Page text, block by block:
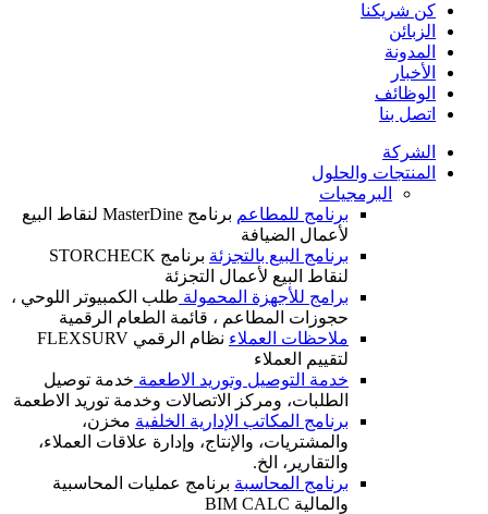
كن شريكنا
الزبائن
المدونة
الأخبار
الوظائف
اتصل بنا
الشركة
المنتجات والحلول
البرمجيات
برنامج للمطاعم
برنامج MasterDine لنقاط البيع
لأعمال الضيافة
برنامج البيع بالتجزئة
برنامج STORCHECK
لنقاط البيع لأعمال التجزئة
برامج للأجهزة المحمولة طلب الكمبيوتر اللوحي ،
حجوزات المطاعم ، قائمة الطعام الرقمية
ملاحظات العملاء
نظام الرقمي FLEXSURV
لتقييم العملاء
خدمة التوصيل وتوريد الاطعمة خدمة توصيل
الطلبات، ومركز الاتصالات وخدمة توريد الاطعمة
برنامج المكاتب الإدارية الخلفية مخزن،
والمشتريات، والإنتاج، وإدارة علاقات العملاء،
والتقارير، الخ.
برنامج المحاسبة برنامج عمليات المحاسبية
والمالية BIM CALC